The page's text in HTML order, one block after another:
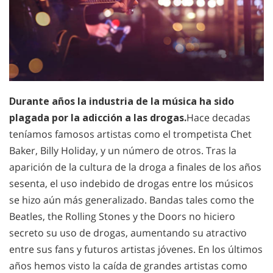
Durante años la industria de la música ha sido
plagada por la adicción a las drogas.Hace decadas
teníamos famosos artistas como el trompetista Chet
Baker, Billy Holiday, y un número de otros. Tras la
aparición de la cultura de la droga a finales de los años
sesenta, el uso indebido de drogas entre los músicos
se hizo aún más generalizado. Bandas tales como the
Beatles, the Rolling Stones y the Doors no hiciero
secreto su uso de drogas, aumentando su atractivo
entre sus fans y futuros artistas jóvenes. En los últimos
años hemos visto la caída de grandes artistas como